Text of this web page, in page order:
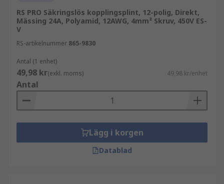
RS PRO Säkringslös kopplingsplint, 12-polig, Direkt,
Mässing 24A, Polyamid, 12AWG, 4mm² Skruv, 450V ES-
V
RS-artikelnummer 865-9830
Antal (1 enhet)
49,98 kr(exkl. moms) 49,98 kr/enhet
Antal
Lägg i korgen
Datablad